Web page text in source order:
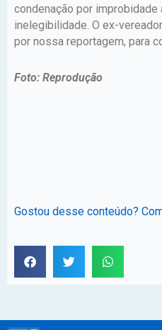
condenação por improbidade
inelegibilidade. O ex-
por nossa reportagem, para
Foto: Reprodução
Gostou desse conteúdo?